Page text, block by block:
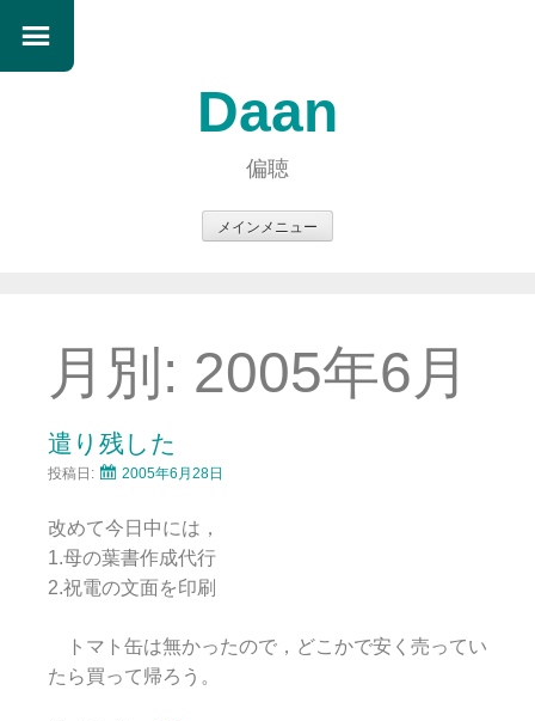
Daan
偏聴
メインメニュー
ン
ツ
へ
ス
キ
プ
月別: 2005年6月
遣り残した
投稿日: 2005年6月28日
改めて今日中には，
1.母の葉書作成代行
2.祝電の文面を印刷
トマト缶は無かったので，どこかで安く売ってい
たら買って帰ろう。